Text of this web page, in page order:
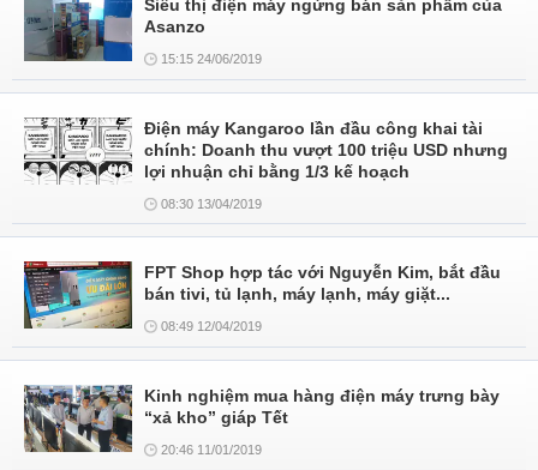
Siêu thị điện máy ngừng bán sản phẩm của
Asanzo
15:15 24/06/2019
Điện máy Kangaroo lần đầu công khai tài
chính: Doanh thu vượt 100 triệu USD nhưng
lợi nhuận chỉ bằng 1/3 kế hoạch
08:30 13/04/2019
FPT Shop hợp tác với Nguyễn Kim, bắt đầu
bán tivi, tủ lạnh, máy lạnh, máy giặt...
08:49 12/04/2019
Kinh nghiệm mua hàng điện máy trưng bày
“xả kho” giáp Tết
20:46 11/01/2019